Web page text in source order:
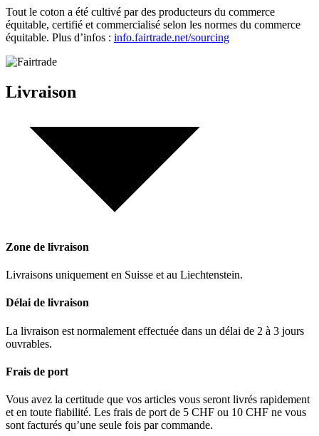
Tout le coton a été cultivé par des producteurs du commerce
équitable, certifié et commercialisé selon les normes du commerce
équitable. Plus d’infos : info.fairtrade.net/sourcing
Livraison
Zone de livraison
Livraisons uniquement en Suisse et au Liechtenstein.
Délai de livraison
La livraison est normalement effectuée dans un délai de 2 à 3 jours
ouvrables.
Frais de port
Vous avez la certitude que vos articles vous seront livrés rapidement
et en toute fiabilité. Les frais de port de 5 CHF ou 10 CHF ne vous
sont facturés qu’une seule fois par commande.